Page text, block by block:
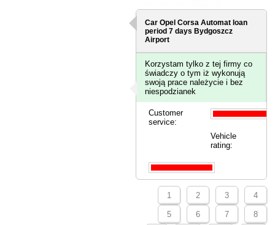
Car Opel Corsa Automat loan
period 7 days Bydgoszcz
Airport
Korzystam tylko z tej firmy co
świadczy o tym iż wykonują
swoją prace należycie i bez
niespodzianek
Customer
service:
Vehicle
rating:
1 2 3 4
5 6 7 8